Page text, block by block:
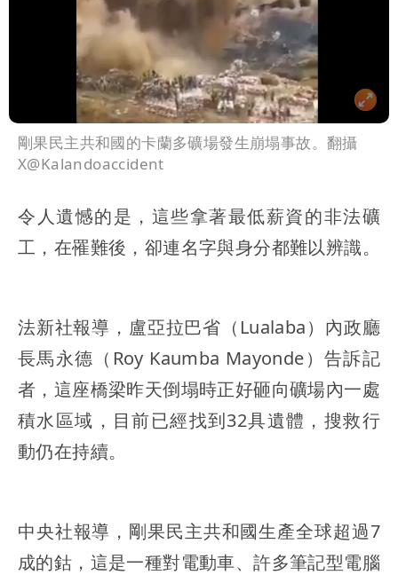
剛果民主共和國的卡蘭多礦場發生崩塌事故。翻攝
X@Kalandoaccident
令人遺憾的是，這些拿著最低薪資的非法礦
工，在罹難後，卻連名字與身分都難以辨識。
法新社報導，盧亞拉巴省（Lualaba）內政廳
長馬永德（Roy Kaumba Mayonde）告訴記
者，這座橋梁昨天倒塌時正好砸向礦場內一處
積水區域，目前已經找到32具遺體，搜救行
動仍在持續。
中央社報導，剛果民主共和國生產全球超過7
成的鈷，這是一種對電動車、許多筆記型電腦